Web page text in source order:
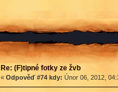
Re: (F)tipné fotky ze žvb
« Odpověď #74 kdy: Únor 06, 2012,